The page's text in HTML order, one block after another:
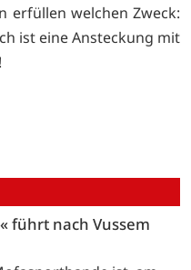
erfüllen welchen Zweck:
ist eine Ansteckung mit
führt nach Vussem